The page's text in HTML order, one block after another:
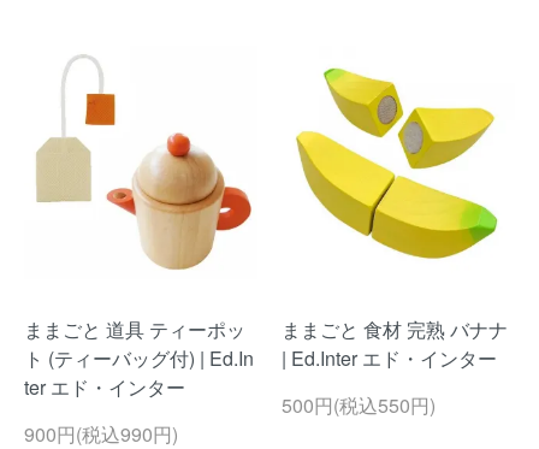
ままごと 道具 ティーポッ
ト (ティーバッグ付) | Ed.In
ter エド・インター
900円(税込990円)
ままごと 食材 完熟 バナナ
| Ed.Inter エド・インター
500円(税込550円)